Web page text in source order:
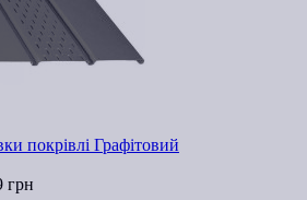
покрівлі Графітовий
грн